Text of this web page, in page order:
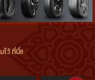
ว้ ที่นี่!!